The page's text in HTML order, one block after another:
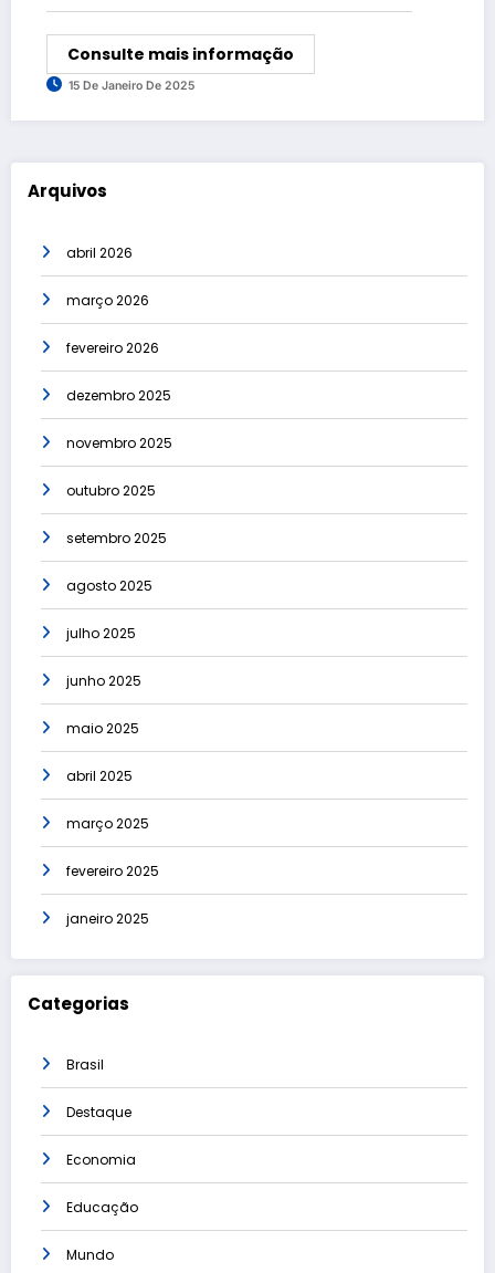
Consulte mais informação
15 De Janeiro De 2025
Arquivos
abril 2026
março 2026
fevereiro 2026
dezembro 2025
novembro 2025
outubro 2025
setembro 2025
agosto 2025
julho 2025
junho 2025
maio 2025
abril 2025
março 2025
fevereiro 2025
janeiro 2025
Categorias
Brasil
Destaque
Economia
Educação
Mundo